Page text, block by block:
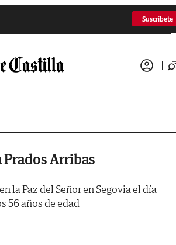
Suscríbete
Prados Arribas
la Paz del Señor en Segovia el día
56 años de edad